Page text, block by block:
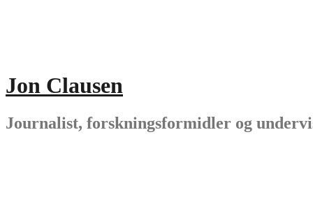
Jon Clausen
Journalist, forskningsformidler og